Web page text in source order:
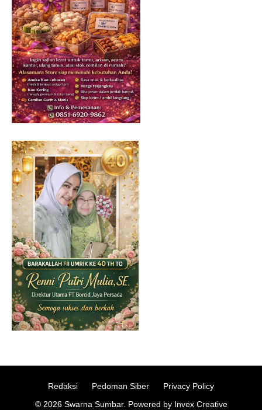
Redaksi Pedoman Siber
Privacy Policy
© 2026 Swarna Sumbar. Powered by Invex Creative